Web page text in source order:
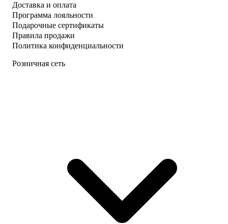
Доставка и оплата
Программа лояльности
Подарочные сертификаты
Правила продажи
Политика конфиденциальности
Розничная сеть